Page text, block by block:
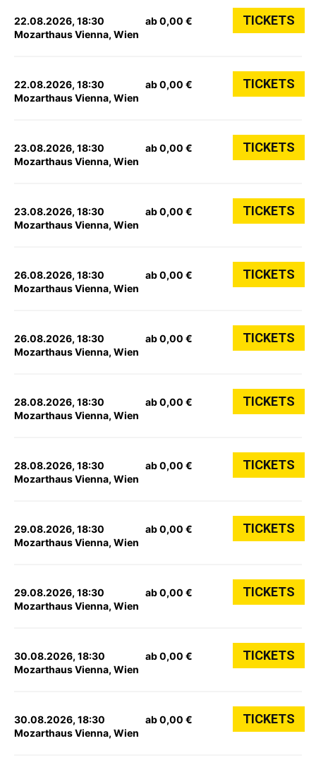
22.08.2026, 18:30
Mozarthaus Vienna, Wien
ab 0,00 € TICKETS
22.08.2026, 18:30
Mozarthaus Vienna, Wien
ab 0,00 € TICKETS
23.08.2026, 18:30
Mozarthaus Vienna, Wien
ab 0,00 € TICKETS
23.08.2026, 18:30
Mozarthaus Vienna, Wien
ab 0,00 € TICKETS
26.08.2026, 18:30
Mozarthaus Vienna, Wien
ab 0,00 € TICKETS
26.08.2026, 18:30
Mozarthaus Vienna, Wien
ab 0,00 € TICKETS
28.08.2026, 18:30
Mozarthaus Vienna, Wien
ab 0,00 € TICKETS
28.08.2026, 18:30
Mozarthaus Vienna, Wien
ab 0,00 € TICKETS
29.08.2026, 18:30
Mozarthaus Vienna, Wien
ab 0,00 € TICKETS
29.08.2026, 18:30
Mozarthaus Vienna, Wien
ab 0,00 € TICKETS
30.08.2026, 18:30
Mozarthaus Vienna, Wien
ab 0,00 € TICKETS
30.08.2026, 18:30
Mozarthaus Vienna, Wien
ab 0,00 € TICKETS